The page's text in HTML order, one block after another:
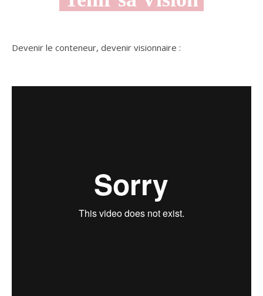
Devenir le conteneur, devenir visionnaire :